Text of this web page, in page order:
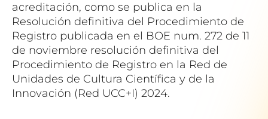
acreditación, como se publica en la
Resolución definitiva del Procedimiento de
Registro publicada en el BOE num. 272 de 11
de noviembre resolución definitiva del
Procedimiento de Registro en la Red de
Unidades de Cultura Científica y de la
Innovación (Red UCC+I) 2024.